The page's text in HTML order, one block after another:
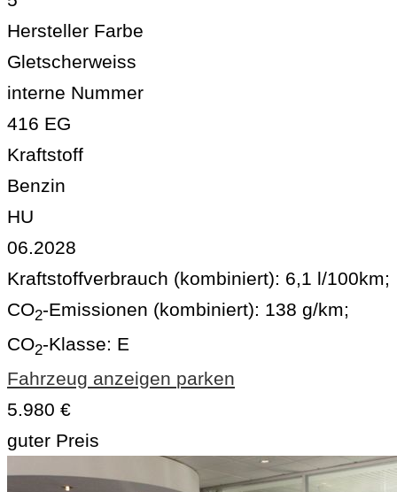
Hersteller Farbe
Gletscherweiss
interne Nummer
416 EG
Kraftstoff
Benzin
HU
06.2028
Kraftstoffverbrauch (kombiniert): 6,1 l/100km;
CO2-Emissionen (kombiniert): 138 g/km;
CO2-Klasse: E
Fahrzeug anzeigen parken
5.980 €
guter Preis